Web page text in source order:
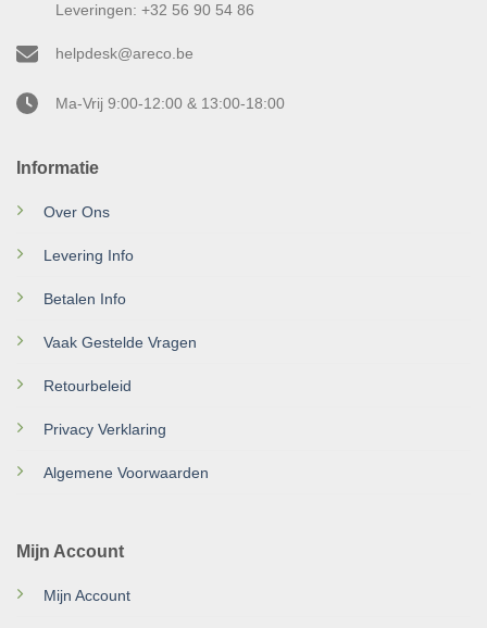
Informatie
Over Ons
Levering Info
Betalen Info
Vaak Gestelde Vragen
Retourbeleid
Privacy Verklaring
Algemene Voorwaarden
Mijn Account
Mijn Account
Leveringen: +32 56 90 54 86
helpdesk@areco.be
Ma-Vrij 9:00-12:00 & 13:00-18:00